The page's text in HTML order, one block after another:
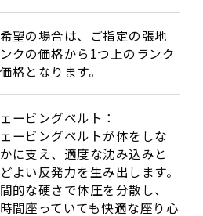
望の場合は、ご指定の張地
クの価格から1つ上のランク
格となります。
ービングベルト：
ービングベルトが体をしな
に支え、適度な沈み込みと
よい反発力を生み出します。
的な硬さで体圧を分散し、
間座っていても快適な座り心